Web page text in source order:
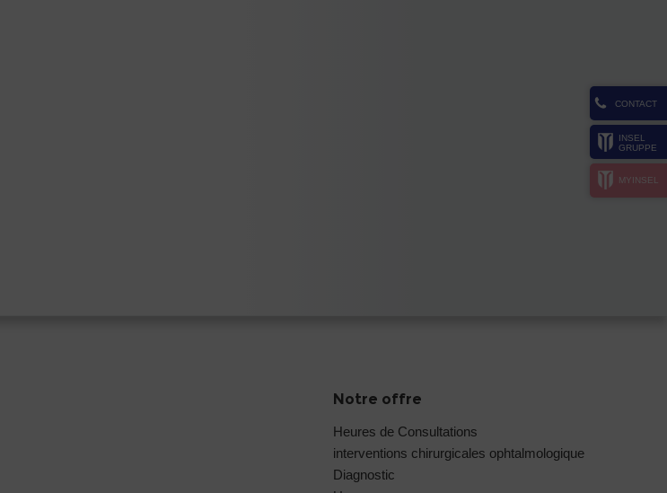
CONTACT
INSEL
GRUPPE
MYINSEL
Notre offre
Heures de Consultations
interventions chirurgicales ophtalmologique
Diagnostic